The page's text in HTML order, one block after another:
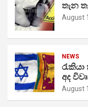
තැන
August
NEWS
අද
August